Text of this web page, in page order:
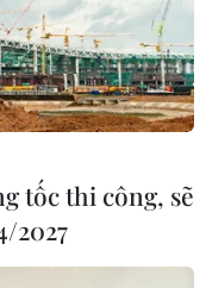
tốc thi công, sẽ
2027